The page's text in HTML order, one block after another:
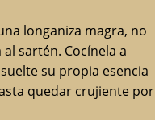
longaniza magra, no
sartén. Cocínela a
su propia esencia
quedar crujiente por